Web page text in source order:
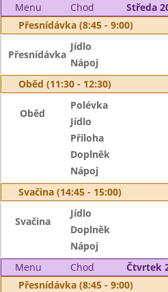
Menu
Chod
Středa
Přesnídávka (8:45 - 9:00)
Přesnídávka
Jídlo
Nápoj
Oběd (11:30 - 12:30)
Oběd
Polévka
Jídlo
Příloha
Doplněk
Nápoj
Svačina (14:45 - 15:00)
Svačina
Jídlo
Doplněk
Nápoj
Menu
Chod
Čtvrtek
Přesnídávka (8:45 - 9:00)